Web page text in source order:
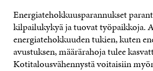
Energiatehokkuusparannukset
kilpailukykyä ja tuovat työpaikkoja.
energiatehokkuuden tukien, kuten
avustuksen, määrärahoja tulee
Kotitalousvähennystä voitaisiin